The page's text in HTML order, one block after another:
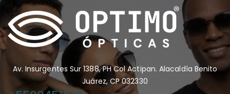
Av. Insurgentes Sur 1388, PH Col Actipan. Alacaldía Benito
Juárez, CP 032330